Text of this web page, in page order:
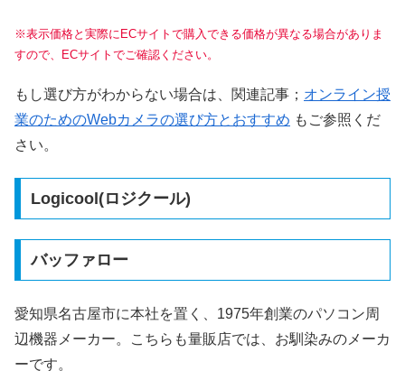
※表示価格と実際にECサイトで購入できる価格が異なる場合がありま
すので、ECサイトでご確認ください。
もし選び方がわからない場合は、関連記事； オンライン授
業のためのWebカメラの選び方とおすすめ もご参照くだ
さい。
Logicool(ロジクール)
バッファロー
愛知県名古屋市に本社を置く、1975年創業のパソコン周
辺機器メーカー。こちらも量販店では、お馴染みのメーカ
ーです。